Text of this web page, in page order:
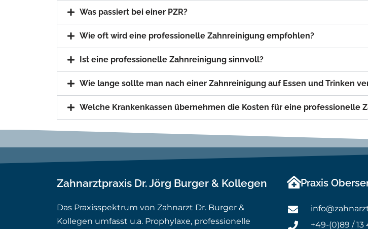
Was passiert bei einer PZR?
Wie oft wird eine professionelle Zahnreinigung empfohlen?
Ist eine professionelle Zahnreinigung sinnvoll?
Wie lange sollte man nach einer Zahnreinigung auf Essen und Trinken
Welche Krankenkassen übernehmen die Kosten für eine professionelle
Zahnarztpraxis Dr. Jörg Burger & Kollegen
Das Praxisspektrum von Zahnarzt Dr. Burger &
Kollegen umfasst u.a. Prophylaxe, professionelle
Praxis
+49-(0)89 / 13